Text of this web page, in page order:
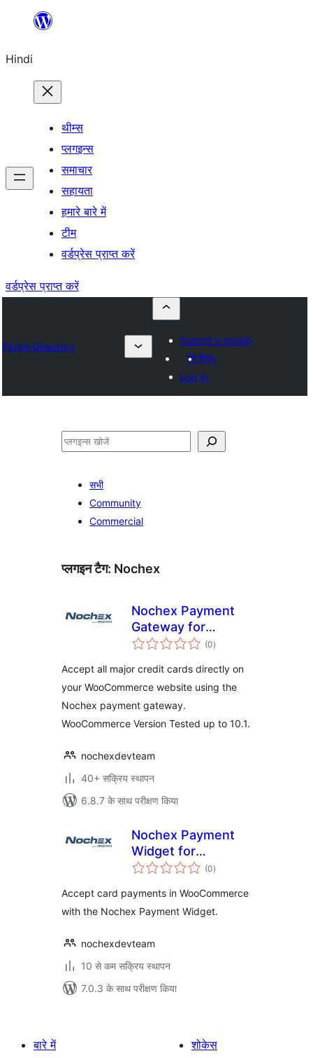
सामग्री
जाएं
Hindi
थीम्स
प्लगइन्स
समाचार
सहायता
हमारे बारे में
टीम
वर्डप्रेस प्राप्त करें
वर्डप्रेस प्राप्त करें
Plugin Directory
Submit a plugin
मेरे प्रिय
Log in
खोजें
सभी
Community
Commercial
प्लगइन टैग: Nochex
Nochex Payment
Gateway for
Woocommerce
(0कुल
दर)
Accept all major credit cards directly on
your WooCommerce website using the
Nochex payment gateway.
WooCommerce Version Tested up to 10.1.
nochexdevteam
40+ सक्रिय स्थापन
6.8.7 के साथ परीक्षण किया
Nochex Payment
Widget for
WooCommerce
(0कुल
दर)
Accept card payments in WooCommerce
with the Nochex Payment Widget.
nochexdevteam
10 से कम सक्रिय स्थापन
7.0.3 के साथ परीक्षण किया
बारे में
शोकेस